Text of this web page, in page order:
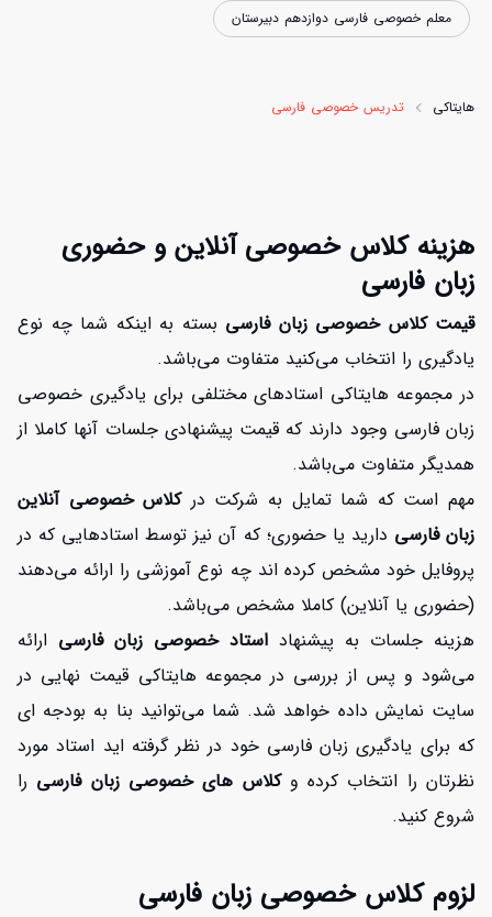
معلم خصوصی فارسی دوازدهم دبیرستان
هایتاکی تدریس خصوصی فارسی
هزینه کلاس خصوصی آنلاین و حضوری
زبان فارسی
قیمت کلاس خصوصی زبان فارسی بسته به اینکه شما چه نوع
یادگیری را انتخاب می‌کنید متفاوت می‌باشد.
در مجموعه هایتاکی استادهای مختلفی برای یادگیری خصوصی
زبان فارسی وجود دارند که قیمت پیشنهادی جلسات آنها کاملا از
همدیگر متفاوت می‌باشد.
مهم است که شما تمایل به شرکت درکلاس خصوصی آنلاین
زبان فارسی دارید یا حضوری؛ که آن نیز توسط استادهایی که در
پروفایل خود مشخص کرده اند چه نوع آموزشی را ارائه می‌دهند
(حضوری یا آنلاین) کاملا مشخص می‌باشد.
هزینه جلسات به پیشنهاد استاد خصوصی زبان فارسی ارائه
می‌شود و پس از بررسی در مجموعه هایتاکی قیمت نهایی در
سایت نمایش داده خواهد شد. شما می‌توانید بنا به بودجه ای
که برای یادگیری زبان فارسی خود در نظر گرفته اید استاد مورد
نظرتان را انتخاب کرده وکلاس های خصوصی زبان فارسی را
شروع کنید.
لزوم کلاس خصوصی زبان فارسی